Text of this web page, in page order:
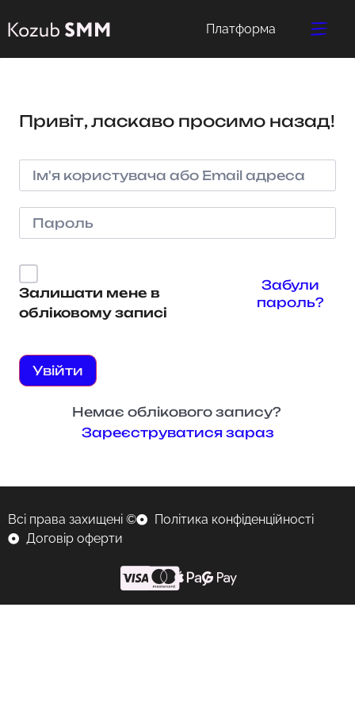
Платформа
Привіт, ласкаво просимо назад!
Залишати мене в
обліковому записі
Забули
пароль?
Увійти
Немає облікового запису?
Зареєструватися зараз
Всі права захищені ©
Політика конфіденційності
Договір оферти